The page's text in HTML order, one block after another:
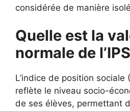
considérée de manière
Quelle est la
normale de
L’indice de position sociale
reflète le niveau socio-
de ses élèves, permettant